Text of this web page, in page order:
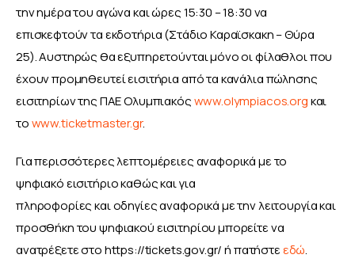
την ημέρα του αγώνα και ώρες 15:30 – 18:30 να
επισκεφτούν τα εκδοτήρια (Στάδιο Καραϊσκακη – Θύρα
25). Αυστηρώς θα εξυπηρετούνται μόνο οι φίλαθλοι που
έχουν προμηθευτεί εισιτήρια από τα κανάλια πώλησης
εισιτηρίων της ΠΑΕ Ολυμπιακός www.olympiacos.org και
το www.ticketmaster.gr.
Για περισσότερες λεπτομέρειες αναφορικά με το
ψηφιακό εισιτήριο καθώς και για
πληροφορίες και οδηγίες αναφορικά με την λειτουργία και
προσθήκη του ψηφιακού εισιτηρίου μπορείτε να
ανατρέξετε στο https://tickets.gov.gr/ ή πατήστε εδώ.